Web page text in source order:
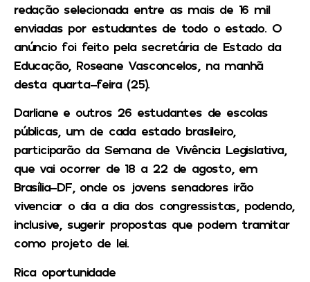
redação selecionada entre as mais de 16 mil
enviadas por estudantes de todo o estado. O
anúncio foi feito pela secretária de Estado da
Educação, Roseane Vasconcelos, na manhã
desta quarta-feira (25).
Darliane e outros 26 estudantes de escolas
públicas, um de cada estado brasileiro,
participarão da Semana de Vivência Legislativa,
que vai ocorrer de 18 a 22 de agosto, em
Brasília-DF, onde os jovens senadores irão
vivenciar o dia a dia dos congressistas, podendo,
inclusive, sugerir propostas que podem tramitar
como projeto de lei.
Rica oportunidade